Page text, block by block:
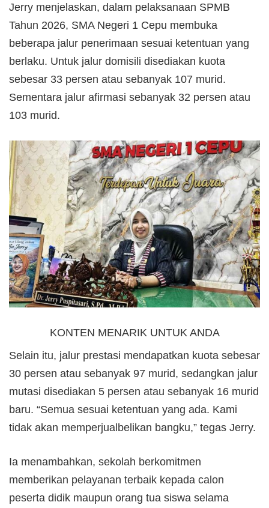
Jerry menjelaskan, dalam pelaksanaan SPMB
Tahun 2026, SMA Negeri 1 Cepu membuka
beberapa jalur penerimaan sesuai ketentuan yang
berlaku. Untuk jalur domisili disediakan kuota
sebesar 33 persen atau sebanyak 107 murid.
Sementara jalur afirmasi sebanyak 32 persen atau
103 murid.
KONTEN MENARIK UNTUK ANDA
Selain itu, jalur prestasi mendapatkan kuota sebesar
30 persen atau sebanyak 97 murid, sedangkan jalur
mutasi disediakan 5 persen atau sebanyak 16 murid
baru. “Semua sesuai ketentuan yang ada. Kami
tidak akan memperjualbelikan bangku,” tegas Jerry.
Ia menambahkan, sekolah berkomitmen
memberikan pelayanan terbaik kepada calon
peserta didik maupun orang tua siswa selama